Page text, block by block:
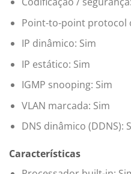
Point-to-point protocol
IP dinâmico: Sim
IP estático: Sim
IGMP snooping: Sim
VLAN marcada: Sim
DNS dinâmico (DDNS):
Características